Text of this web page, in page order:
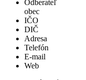
Odberateľ
obec
IČO
DIČ
Adresa
Telefón
E-mail
Web